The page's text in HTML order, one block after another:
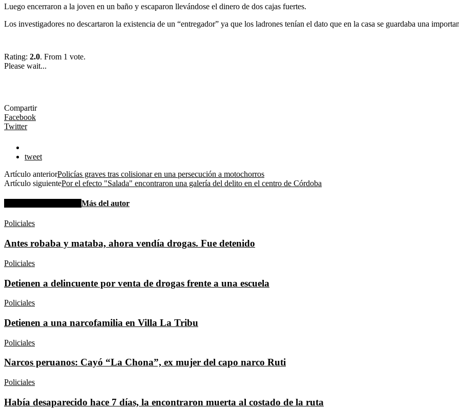
Luego encerraron a la joven en un baño y escaparon llevándose el dinero de dos cajas fuertes.
Los investigadores no descartaron la existencia de un “entregador” ya que los ladrones tenían el dato que en la casa se guardaba una
Rating: 2.0. From 1 vote.
Please wait...
Compartir
Facebook
Twitter
tweet
Artículo anteriorPolicías graves tras colisionar en una persecución a motochorros
Artículo siguientePor el efecto "Salada" encontraron una galería del delito en el centro de Córdoba
Más del autor
Policiales
Antes robaba y mataba, ahora vendía drogas. Fue detenido
Policiales
Detienen a delincuente por venta de drogas frente a una escuela
Policiales
Detienen a una narcofamilia en Villa La Tribu
Policiales
Narcos peruanos: Cayó “La Chona”, ex mujer del capo narco Ruti
Policiales
Había desaparecido hace 7 días, la encontraron muerta al costado de la ruta